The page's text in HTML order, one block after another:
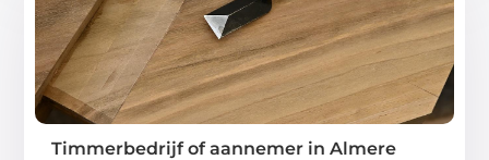
Timmerbedrijf of aannemer in Almere